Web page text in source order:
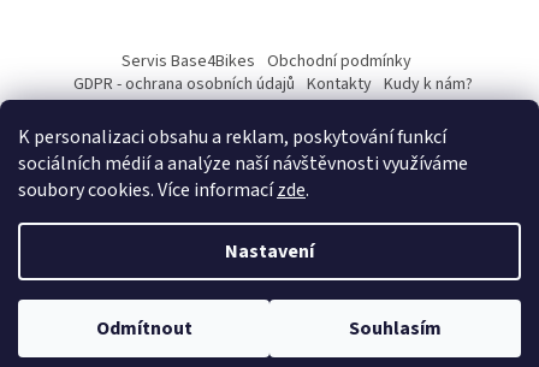
K personalizaci obsahu a reklam, poskytování funkcí
sociálních médií a analýze naší návštěvnosti využíváme
soubory cookies. Více informacízde.
Nastavení
Odmítnout Souhlasím
Servis Base4Bikes Obchodní podmínky
GDPR - ochrana osobních údajů Kontakty Kudy k nám?
Vytvořil Shoptet
Martin Kostelka – prodbykosta
Copyright 2026Base4Bikes. Všechna práva vyhrazena.Upravit